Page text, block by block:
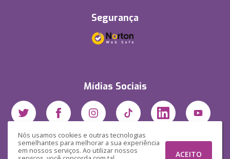
Nós usamos cookies e outras tecnologias
semelhantes para melhorar a sua experiência
em nossos serviços. Ao utilizar nossos
ACEITO
Segurança
Mídias Sociais